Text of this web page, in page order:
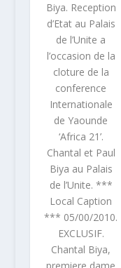
Biya. Reception
d’Etat au Palais
de l’Unite a
l’occasion de la
cloture de la
conference
Internationale
de Yaounde
‘Africa 21’.
Chantal et Paul
Biya au Palais
de l’Unite. ***
Local Caption
*** 05/00/2010.
EXCLUSIF.
Chantal Biya,